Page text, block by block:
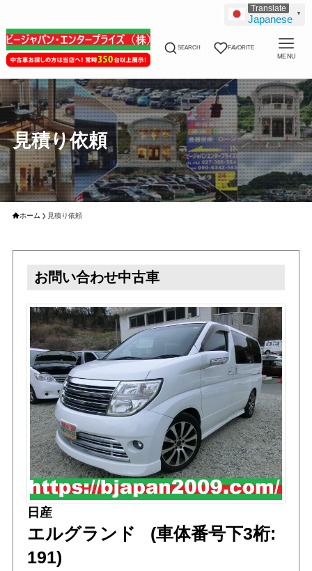
SEARCH FAVORITE
MENU
見積り依頼
ホーム 見積り依頼
お問い合わせ中古車
日産
エルグランド (車体番号下3桁:
191)
Japanese ▼